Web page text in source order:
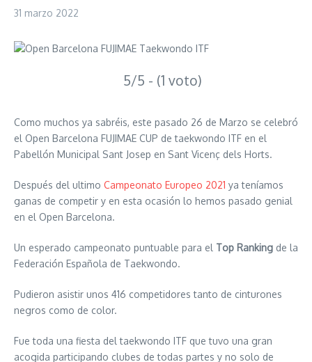
31 marzo 2022
5/5 - (1 voto)
Como muchos ya sabréis, este pasado 26 de Marzo se celebró
el Open Barcelona FUJIMAE CUP de taekwondo ITF en el
Pabellón Municipal Sant Josep en Sant Vicenç dels Horts.
Después del ultimo Campeonato Europeo 2021 ya teníamos
ganas de competir y en esta ocasión lo hemos pasado genial
en el Open Barcelona.
Un esperado campeonato puntuable para el Top Ranking de la
Federación Española de Taekwondo.
Pudieron asistir unos 416 competidores tanto de cinturones
negros como de color.
Fue toda una fiesta del taekwondo ITF que tuvo una gran
acogida participando clubes de todas partes y no solo de